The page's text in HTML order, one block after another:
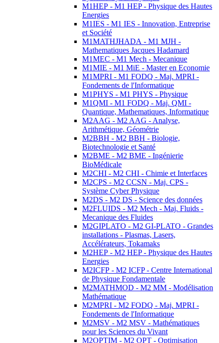
M1HEP - M1 HEP - Physique des Hautes
Energies
M1IES - M1 IES - Innovation, Entreprise
et Société
M1MATHJHADA - M1 MJH -
Mathematiques Jacques Hadamard
M1MEC - M1 Mech - Mecanique
M1MIE - M1 MiE - Master en Economie
M1MPRI - M1 FODQ - Maj. MPRI -
Fondements de l'Informatique
M1PHYS - M1 PHYS - Physique
M1QMI - M1 FODQ - Maj. QMI -
Quantique, Mathematiques, Informatique
M2AAG - M2 AAG - Analyse,
Arithmétique, Géométrie
M2BBH - M2 BBH - Biologie,
Biotechnologie et Santé
M2BME - M2 BME - Ingénierie
BioMédicale
M2CHI - M2 CHI - Chimie et Interfaces
M2CPS - M2 CCSN - Maj. CPS -
Système Cyber Physique
M2DS - M2 DS - Science des données
M2FLUIDS - M2 Mech - Maj. Fluids -
Mecanique des Fluides
M2GIPLATO - M2 GI-PLATO - Grandes
installations - Plasmas, Lasers,
Accélérateurs, Tokamaks
M2HEP - M2 HEP - Physique des Hautes
Energies
M2ICFP - M2 ICFP - Centre International
de Physique Fondamentale
M2MATHMOD - M2 MM - Modélisation
Mathématique
M2MPRI - M2 FODQ - Maj. MPRI -
Fondements de l'Informatique
M2MSV - M2 MSV - Mathématiques
pour les Sciences du Vivant
M2OPTIM - M2 OPT - Optimisation